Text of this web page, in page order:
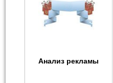
Анализ рекламы